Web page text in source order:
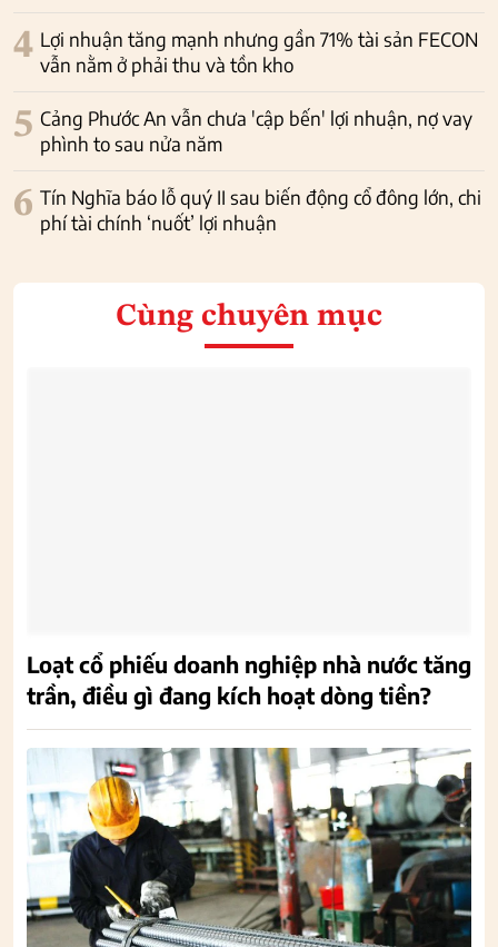
4 Lợi nhuận tăng mạnh nhưng gần 71% tài sản FECON
vẫn nằm ở phải thu và tồn kho
5 Cảng Phước An vẫn chưa 'cập bến' lợi nhuận, nợ vay
phình to sau nửa năm
6 Tín Nghĩa báo lỗ quý II sau biến động cổ đông lớn, chi
phí tài chính ‘nuốt’ lợi nhuận
Cùng chuyên mục
Loạt cổ phiếu doanh nghiệp nhà nước tăng
trần, điều gì đang kích hoạt dòng tiền?